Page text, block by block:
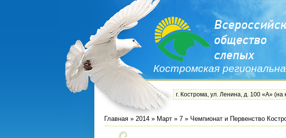
Костромская
г. Кострома, ул. Ленина, д. 100 «А» (на
Главная » 2014 » Март » 7 » Чемпионат и Первенство